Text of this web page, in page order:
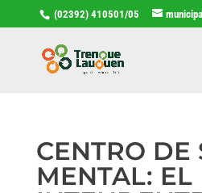
(02392) 410501/05
CENTRO DE
MENTAL: EL